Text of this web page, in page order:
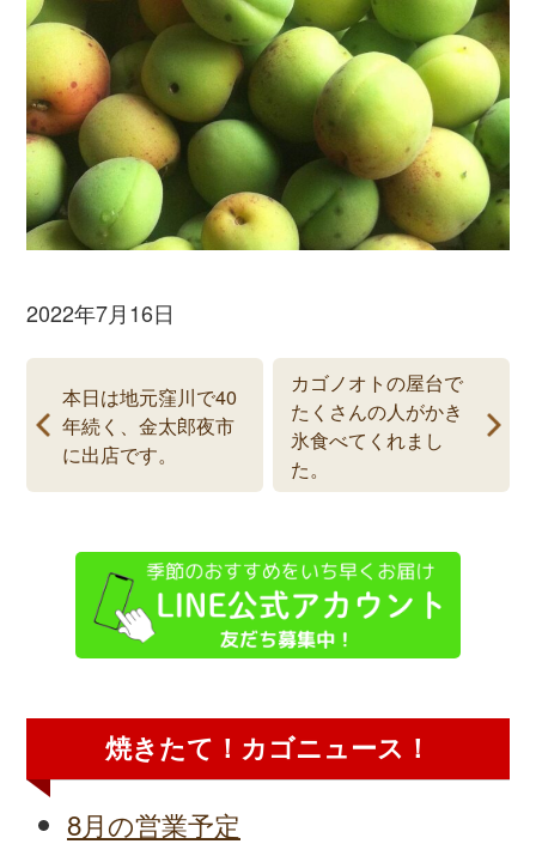
2022年7月16日
本日は地元窪川で40
年続く、金太郎夜市
に出店です。
カゴノオトの屋台で
たくさんの人がかき
氷食べてくれまし
た。
焼きたて！カゴニュース！
8月の営業予定